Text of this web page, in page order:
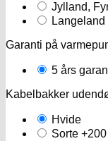
Jylland,
Garanti på
5 års
Kabelbakker
Hvide
Sorte +200